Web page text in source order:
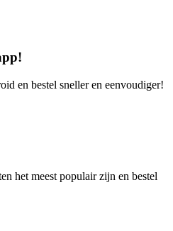
en bestel sneller en eenvoudiger!
het meest populair zijn en bestel